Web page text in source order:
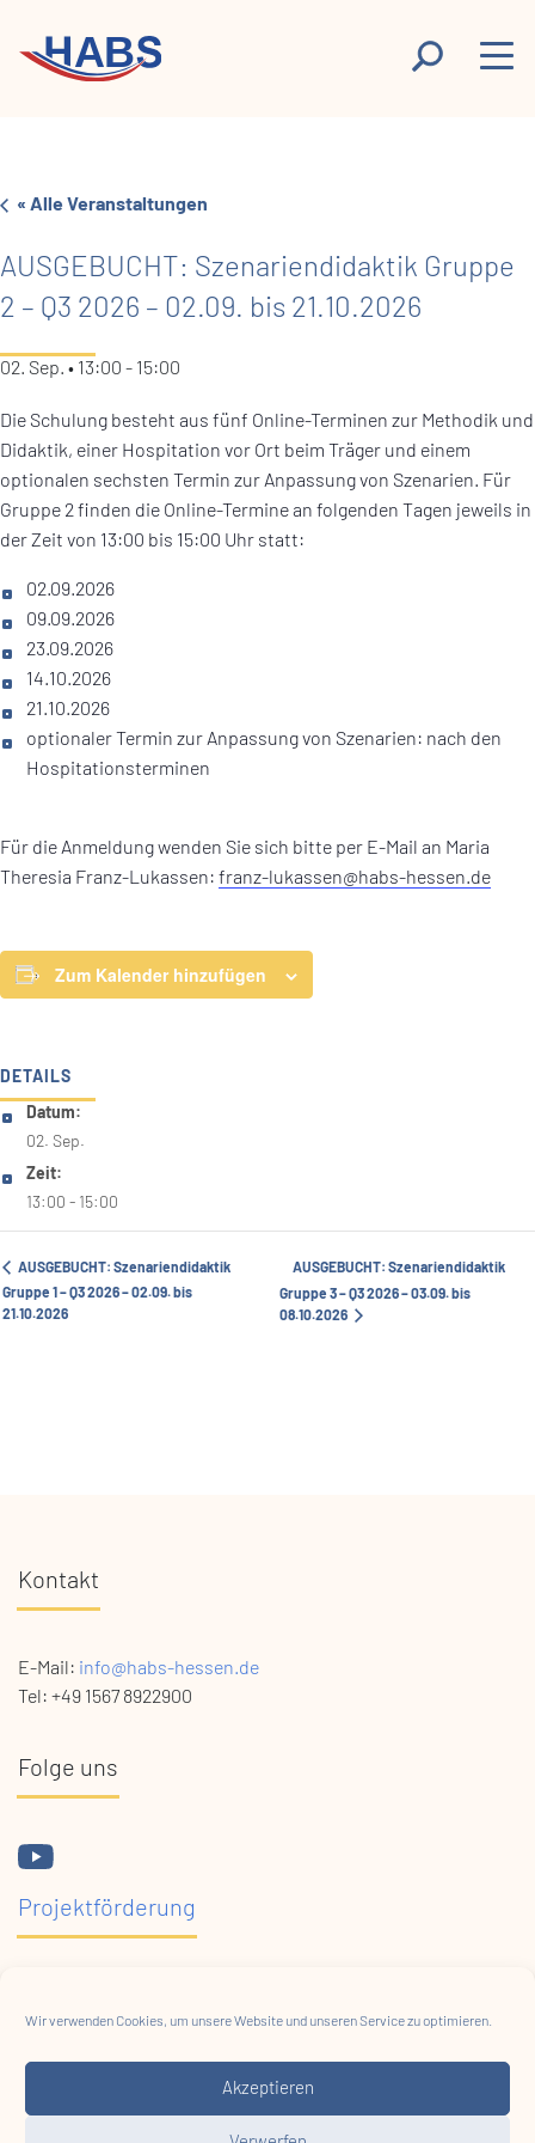
Wir verwenden Cookies, um unsere Website und unseren Service zu optimieren.
Akzeptieren
« Alle Veranstaltungen
AUSGEBUCHT: Szenariendidaktik Gruppe
2 – Q3 2026 – 02.09. bis 21.10.2026
02. Sep. • 13:00 - 15:00
Die Schulung besteht aus fünf Online-Terminen zur Methodik und
Didaktik, einer Hospitation vor Ort beim Träger und einem
optionalen sechsten Termin zur Anpassung von Szenarien. Für
Gruppe 2 finden die Online-Termine an folgenden Tagen jeweils in
der Zeit von 13:00 bis 15:00 Uhr statt:
02.09.2026
09.09.2026
23.09.2026
14.10.2026
21.10.2026
optionaler Termin zur Anpassung von Szenarien: nach den
Hospitationsterminen
Für die Anmeldung wenden Sie sich bitte per E-Mail an Maria
Theresia Franz-Lukassen: franz-lukassen@habs-hessen.de
Zum Kalender hinzufügen
DETAILS
Datum:
02. Sep.
Zeit:
13:00 - 15:00
AUSGEBUCHT: Szenariendidaktik
Gruppe 1 – Q3 2026 – 02.09. bis
21.10.2026
AUSGEBUCHT: Szenariendidaktik
Gruppe 3 – Q3 2026 – 03.09. bis
08.10.2026
Kontakt
E-Mail: info@habs-hessen.de
Tel: +49 1567 8922900
Folge uns
Projektförderung